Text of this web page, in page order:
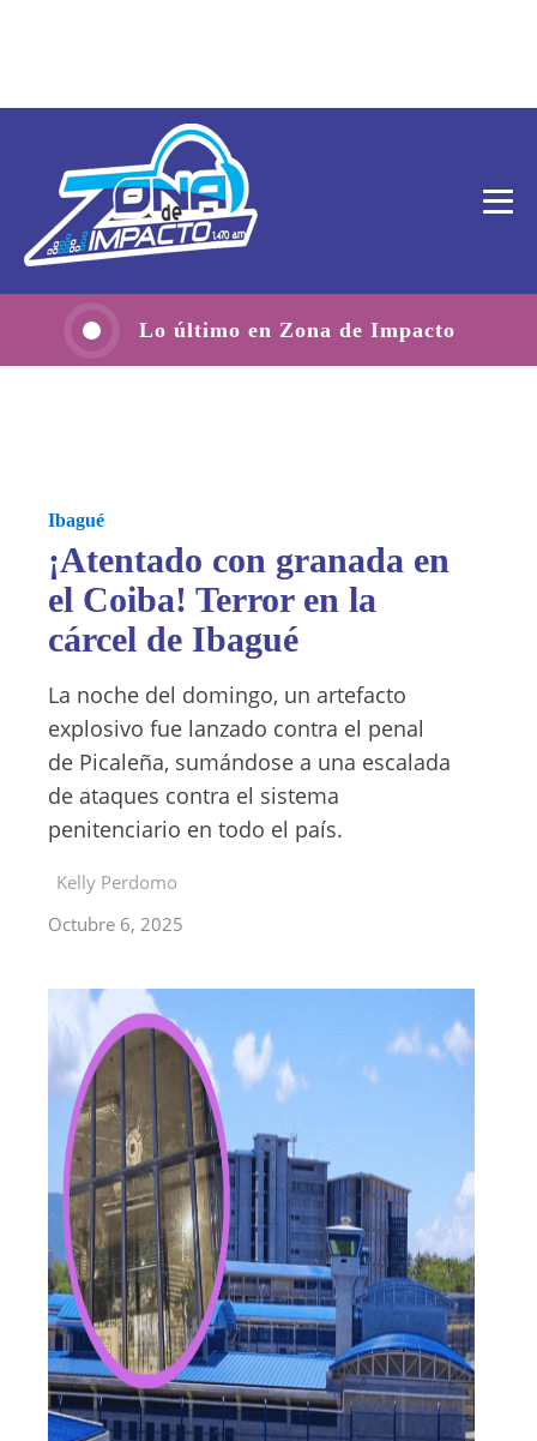
Lo último en Zona de Impacto
Ibagué
¡Atentado con granada en
el Coiba! Terror en la
cárcel de Ibagué
La noche del domingo, un artefacto
explosivo fue lanzado contra el penal
de Picaleña, sumándose a una escalada
de ataques contra el sistema
penitenciario en todo el país.
Kelly Perdomo
Octubre 6, 2025